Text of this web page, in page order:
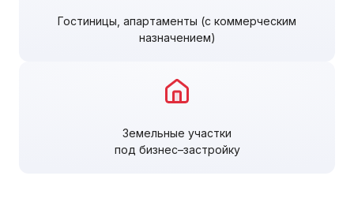
Гостиницы, апартаменты (с коммерческим
назначением)
Земельные участки
под бизнес–застройку